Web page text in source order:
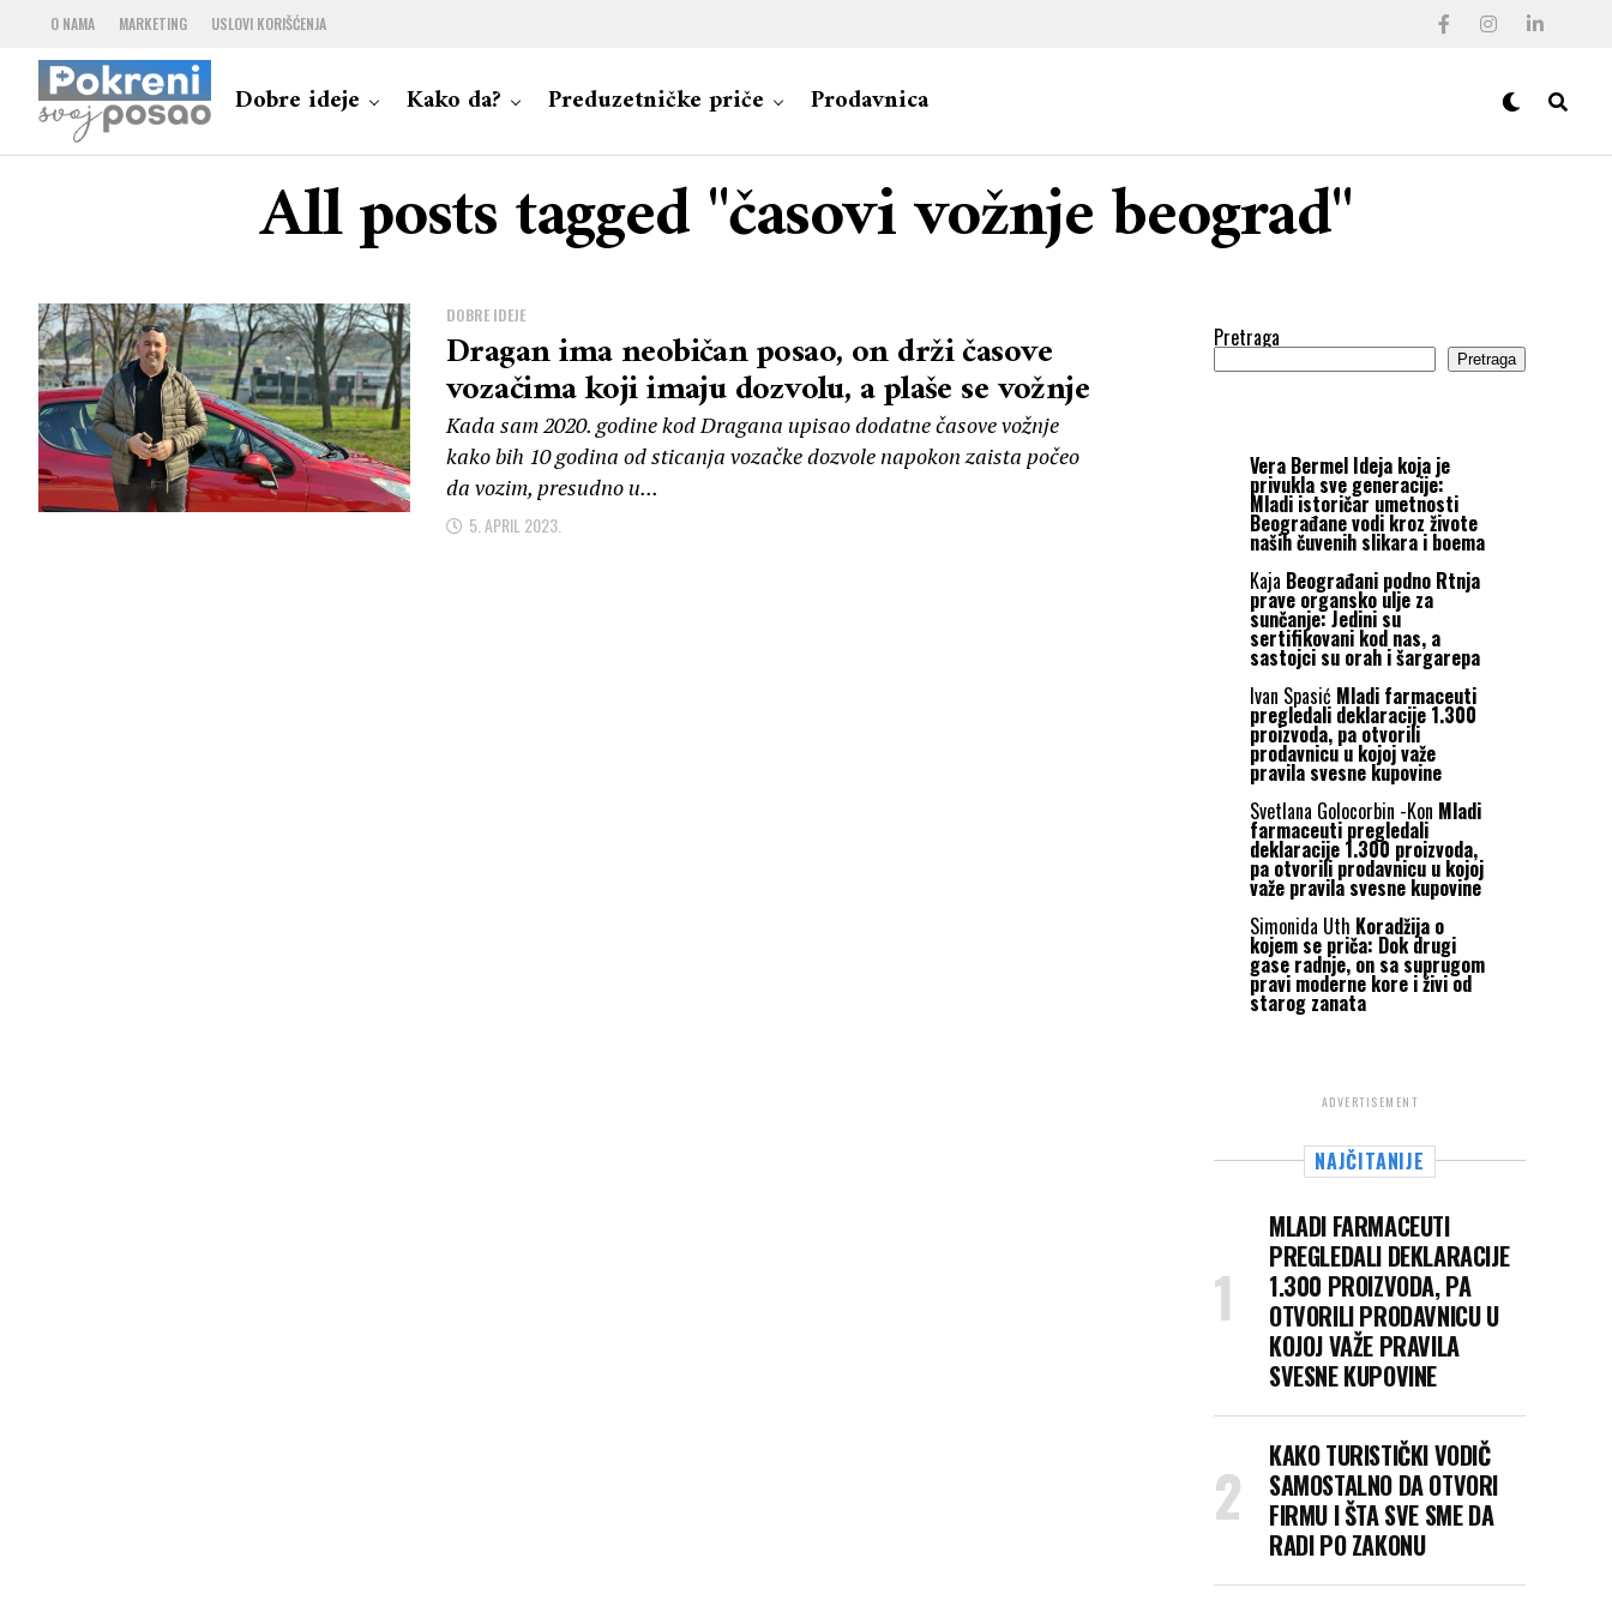
O NAMA MARKETING USLOVI KORIŠĆENJA
Dobre ideje Kako da? Preduzetničke priče Prodavnica
All posts tagged "časovi vožnje beograd"
DOBRE IDEJE
Dragan ima neobičan posao, on drži časove
vozačima koji imaju dozvolu, a plaše se vožnje
Kada sam 2020. godine kod Dragana upisao dodatne časove vožnje
kako bih 10 godina od sticanja vozačke dozvole napokon zaista počeo
da vozim, presudno u...
5. APRIL 2023.
Pretraga
Pretraga
Vera Bermel Ideja koja je
privukla sve generacije:
Mladi istoričar umetnosti
Beograđane vodi kroz živote
naših čuvenih slikara i boema
Kaja Beograđani podno Rtnja
prave organsko ulje za
sunčanje: Jedini su
sertifikovani kod nas, a
sastojci su orah i šargarepa
Ivan Spasić Mladi farmaceuti
pregledali deklaracije 1.300
proizvoda, pa otvorili
prodavnicu u kojoj važe
pravila svesne kupovine
Svetlana Golocorbin -Kon Mladi
farmaceuti pregledali
deklaracije 1.300 proizvoda,
pa otvorili prodavnicu u kojoj
važe pravila svesne kupovine
Simonida Uth Koradžija o
kojem se priča: Dok drugi
gase radnje, on sa suprugom
pravi moderne kore i živi od
starog zanata
ADVERTISEMENT
NAJČITANIJE
MLADI FARMACEUTI
PREGLEDALI DEKLARACIJE
1.300 PROIZVODA, PA
OTVORILI PRODAVNICU U
KOJOJ VAŽE PRAVILA
SVESNE KUPOVINE
KAKO TURISTIČKI VODIČ
SAMOSTALNO DA OTVORI
FIRMU I ŠTA SVE SME DA
RADI PO ZAKONU